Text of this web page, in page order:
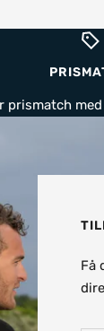
prismatch
Få